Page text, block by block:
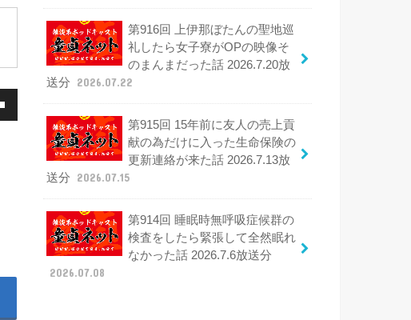
第916回 上伊那ぼたんの聖地巡
礼したら女子寮がOPの映像そ
のまんまだった話 2026.7.20放
送分
2026.07.22
第915回 15年前に友人の売上貢
献の為だけに入った生命保険の
更新連絡が来た話 2026.7.13放
送分
2026.07.15
第914回 睡眠時無呼吸症候群の
検査をしたら緊張して全然眠れ
なかった話 2026.7.6放送分
2026.07.08